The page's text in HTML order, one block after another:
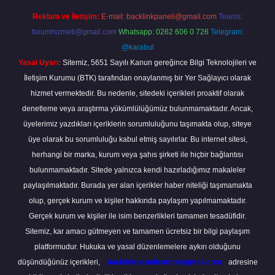
Reklam ve İletişim: E-mail: backlinkpaneli@gmail.com Teams:
forumhizmeti@gmail.com Whatsapp: 0262 606 0 726 Telegram:
@karabul
Yasal Uyarı: Sitemiz, 5651 Sayılı Kanun gereğince Bilgi Teknolojileri ve
İletişim Kurumu (BTK) tarafından onaylanmış bir Yer Sağlayıcı olarak
hizmet vermektedir. Bu nedenle, sitedeki içerikleri proaktif olarak
denetleme veya araştırma yükümlülüğümüz bulunmamaktadır. Ancak,
üyelerimiz yazdıkları içeriklerin sorumluluğunu taşımakta olup, siteye
üye olarak bu sorumluluğu kabul etmiş sayılırlar. Bu internet sitesi,
herhangi bir marka, kurum veya şahıs şirketi ile hiçbir bağlantısı
bulunmamaktadır. Sitede yalnızca kendi hazırladığımız makaleler
paylaşılmaktadır. Burada yer alan içerikler haber niteliği taşımamakta
olup, gerçek kurum ve kişiler hakkında paylaşım yapılmamaktadır.
Gerçek kurum ve kişiler ile isim benzerlikleri tamamen tesadüfidir.
Sitemiz, kar amacı gütmeyen ve tamamen ücretsiz bir bilgi paylaşım
platformudur. Hukuka ve yasal düzenlemelere aykırı olduğunu
düşündüğünüz içerikleri,
backlinkpanelicomtr@gmail.com
adresine